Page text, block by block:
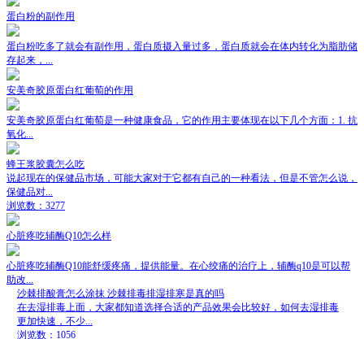
蛋白粉的副作用
蛋白粉吃多了就会有副作用，蛋白质摄入量过多，蛋白质就会在体内转化为脂肪储
存起来，...
安美奇胶原蛋白红葡萄的作用
安美奇胶原蛋白红葡萄是一种健康食品，它的作用主要体现在以下几个方面：1. 抗
氧化...
蜂王浆胶囊怎么吃
说起现在的保健品市场，可能大家对于它都有自己的一种看法，但是不管怎么说，
保健品对...
浏览数：3277
心脏疼吃辅酶Q10怎么样
心脏疼吃辅酶Q10能舒缓疼痛，提供能量。在心绞痛的治疗上，辅酶q10是可以帮
助改...
沙棘排酸膏怎么涂抹 沙棘排毒排湿排寒是真的吗
在去湿排毒上面，大家都知道选择合适的产品效果会比较好，如何去湿排毒
更加快速，不少...
浏览数：1056